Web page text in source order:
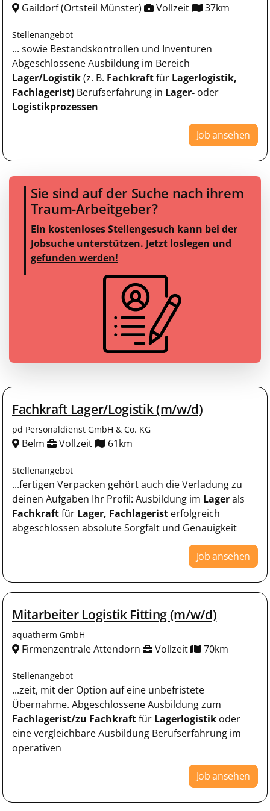
Gaildorf (Ortsteil Münster) Vollzeit 37km
Stellenangebot
... sowie Bestandskontrollen und Inventuren
Abgeschlossene Ausbildung im Bereich
Lager/Logistik(z. B. Fachkraftfür Lagerlogistik,
Fachlagerist) Berufserfahrung in Lager- oder
Logistikprozessen
Job ansehen
Sie sind auf der Suche nach ihrem
Traum-Arbeitgeber?
Ein kostenloses Stellengesuch kann bei der
Jobsuche unterstützen. Jetzt loslegen und
gefunden werden!
Fachkraft Lager/Logistik (m/w/d)
pd Personaldienst GmbH & Co. KG
Belm Vollzeit 61km
Stellenangebot
...fertigen Verpacken gehört auch die Verladung zu
deinen Aufgaben Ihr Profil: Ausbildung im Lagerals
Fachkraftfür Lager, Fachlagerist erfolgreich
abgeschlossen absolute Sorgfalt und Genauigkeit
Job ansehen
Mitarbeiter Logistik Fitting (m/w/d)
aquatherm GmbH
Firmenzentrale Attendorn Vollzeit 70km
Stellenangebot
...zeit, mit der Option auf eine unbefristete
Übernahme. Abgeschlossene Ausbildung zum
Fachlagerist/zu Fachkraftfür Lagerlogistik oder
eine vergleichbare Ausbildung Berufserfahrung im
operativen
Job ansehen